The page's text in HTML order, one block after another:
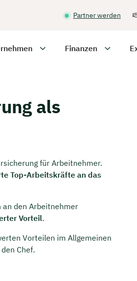
Partner werden
Finanzen
als
für Arbeitnehmer.
Top-Arbeitskräfte an das
an den Arbeitnehmer
Vorteil.
Vorteilen im Allgemeinen
Chef.